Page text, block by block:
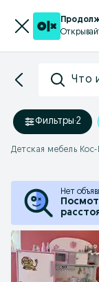
Что
Фильтры·2
Детская мебель
Нет